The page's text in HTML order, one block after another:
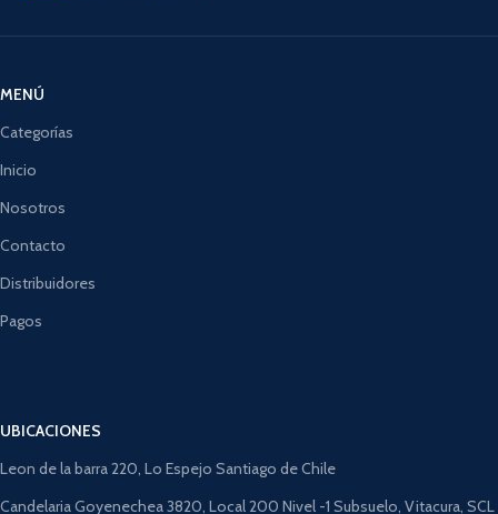
MENÚ
Categorías
Inicio
Nosotros
Contacto
Distribuidores
Pagos
UBICACIONES
Leon de la barra 220, Lo Espejo Santiago de Chile
Candelaria Goyenechea 3820, Local 200 Nivel -1 Subsuelo, Vitacura, SCL